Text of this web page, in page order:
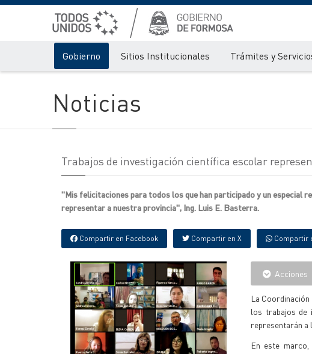
Gobierno Sitios Institucionales Trámites y
Noticias
Trabajos de investigación científica escolar
"Mis felicitaciones para todos los que han participado y un especial
representar a nuestra provincia", Ing. Luis E. Basterra.
Compartir en Facebook Compartir en X Compartir
Acciones
La
los trabajos de
representarán a
En este